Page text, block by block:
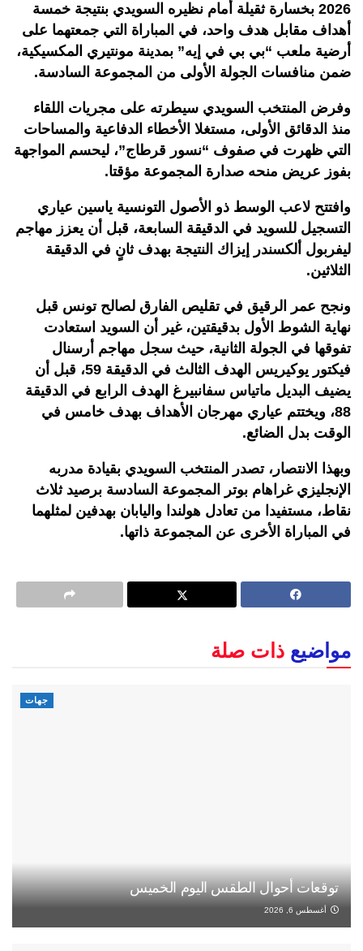
2026 بخسارة ثقيلة أمام نظيره السويدي بنتيجة خمسة
أهداف مقابل هدف واحد، في المباراة التي جمعتهما على
أرضية ملعب “بي بي في إيه” بمدينة مونتيري المكسيكية،
ضمن منافسات الجولة الأولى من المجموعة السادسة.
وفرض المنتخب السويدي سيطرته على مجريات اللقاء
منذ الدقائق الأولى، مستغلا الأخطاء الدفاعية والمساحات
التي ظهرت في صفوف “نسور قرطاج”، ليحسم المواجهة
بفوز عريض منحه صدارة المجموعة مؤقتا.
وافتتح لاعب الوسط ذو الأصول التونسية ياسين عياري
التسجيل للسويد في الدقيقة السابعة، قبل أن يعزز مهاجم
ليفربول ألكسندر إيزاك النتيجة بهدف ثانٍ في الدقيقة
الثلاثين.
ونجح عمر الرقيق في تقليص الفارق لصالح تونس قبل
نهاية الشوط الأول بدقيقتين، غير أن السويد استعادت
تفوقها في الجولة الثانية، حيث سجل مهاجم أرسنال
فيكتور يوكيريس الهدف الثالث في الدقيقة 59، قبل أن
يضيف البديل ماتياس سفانبيرغ الهدف الرابع في الدقيقة
88، ويختتم عياري مهرجان الأهداف بهدف خامس في
الوقت بدل الضائع.
وبهذا الانتصار، تصدر المنتخب السويدي بقيادة مدربه
الإنجليزي غراهام بوتر المجموعة السادسة برصيد ثلاث
نقاط، مستفيدا من تعادل هولندا واليابان بهدفين لمثلهما
في المباراة الأخرى عن المجموعة ذاتها.
مواضيع ذات صلة
جهات
توقعات أحوال الطقس اليوم الخميس
أغسطس 6, 2026